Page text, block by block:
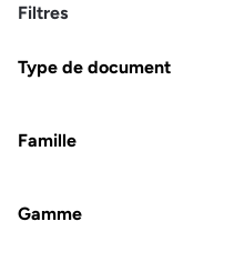
Filtres
Type de document
Famille
Gamme